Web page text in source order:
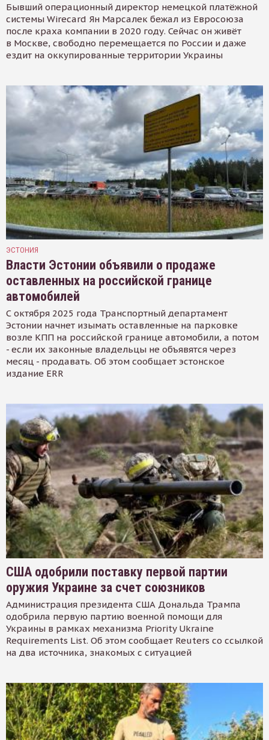
Бывший операционный директор немецкой платёжной
системы Wirecard Ян Марсалек бежал из Евросоюза
после краха компании в 2020 году. Сейчас он живёт
в Москве, свободно перемещается по России и даже
ездит на оккупированные территории Украины
ЭСТОНИЯ
Власти Эстонии объявили о продаже
оставленных на российской границе
автомобилей
С октября 2025 года Транспортный департамент
Эстонии начнет изымать оставленные на парковке
возле КПП на российской границе автомобили, а потом
- если их законные владельцы не объявятся через
месяц - продавать. Об этом сообщает эстонское
издание ERR
США одобрили поставку первой партии
оружия Украине за счет союзников
Администрация президента США Дональда Трампа
одобрила первую партию военной помощи для
Украины в рамках механизма Priority Ukraine
Requirements List. Об этом сообщает Reuters со ссылкой
на два источника, знакомых с ситуацией